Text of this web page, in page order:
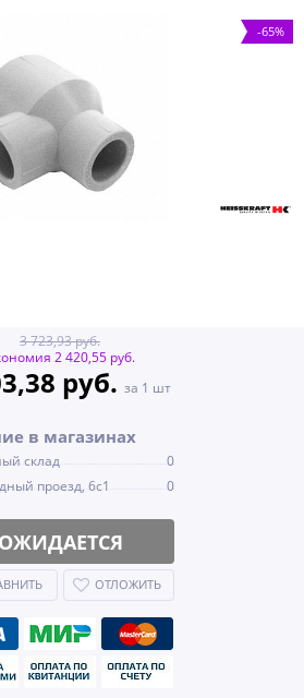
-65%
3 723,93 руб.
2 420,55 руб.
руб. за 1 шт
в магазинах
склад
0
проезд, 6с1
0
ОЖИДАЕТСЯ
ОТЛОЖИТЬ